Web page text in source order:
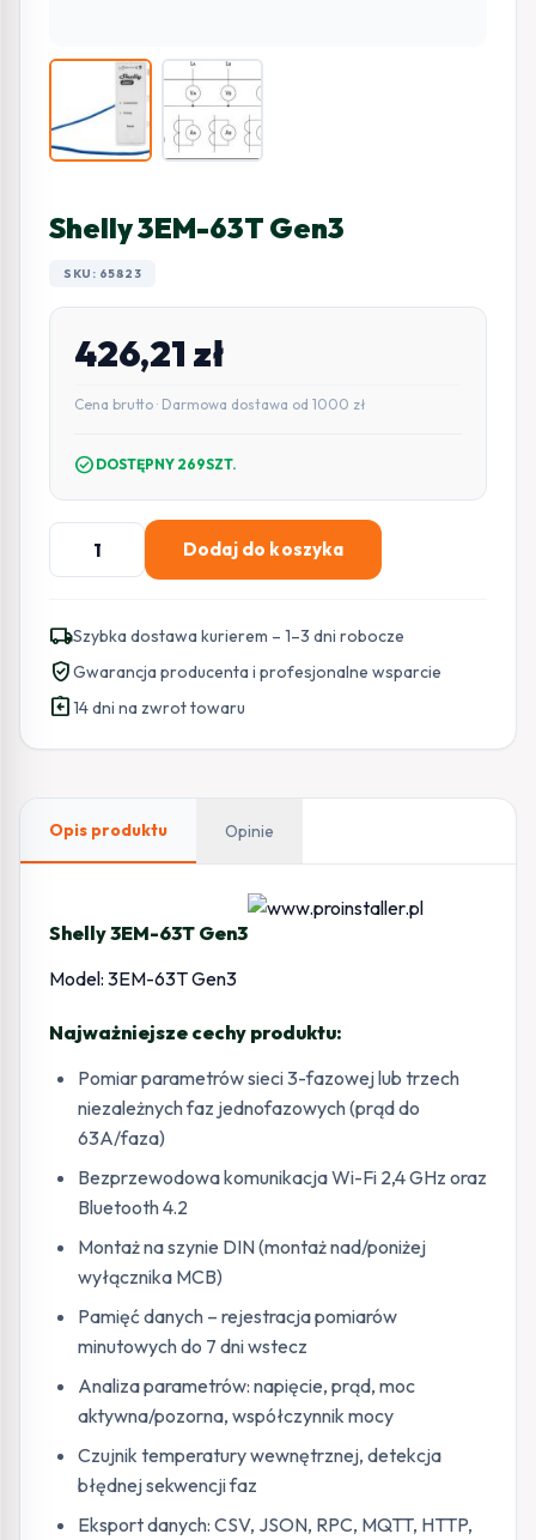
Shelly 3EM-63T Gen3
SKU: 65823
426,21 zł
Cena brutto · Darmowa dostawa od 1000 zł
check_circle DOSTĘPNY 269SZT.
ilość
Gen3
Dodaj do koszyka
local_shippingSzybka dostawa kurierem – 1–3 dni robocze
verified_userGwarancja producenta i profesjonalne wsparcie
assignment_return14 dni na zwrot towaru
Opis produktu Opinie
Shelly 3EM-63T Gen3
Model: 3EM-63T Gen3
Najważniejsze cechy produktu:
Pomiar parametrów sieci 3-fazowej lub trzech
niezależnych faz jednofazowych (prąd do
63A/faza)
Bezprzewodowa komunikacja Wi-Fi 2,4 GHz oraz
Bluetooth 4.2
Montaż na szynie DIN (montaż nad/poniżej
wyłącznika MCB)
Pamięć danych – rejestracja pomiarów
minutowych do 7 dni wstecz
Analiza parametrów: napięcie, prąd, moc
aktywna/pozorna, współczynnik mocy
Czujnik temperatury wewnętrznej, detekcja
błędnej sekwencji faz
Eksport danych: CSV, JSON, RPC, MQTT, HTTP,